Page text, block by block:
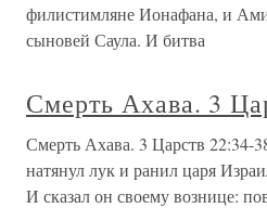
филистимляне Ионафана, и
сыновей Саула. И битва
Смерть Ахава. 3
Смерть Ахава. 3 Царств 22:34-
натянул лук и ранил царя
И сказал он своему вознице: